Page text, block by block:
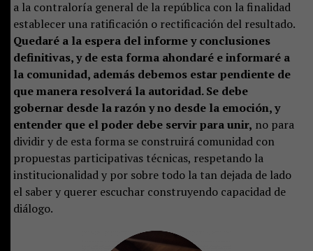
a la contraloría general de la república con la finalidad
establecer una ratificación o rectificación del resultado.
Quedaré a la espera del informe y conclusiones
definitivas, y de esta forma ahondaré e informaré a
la comunidad, además debemos estar pendiente de
que manera resolverá la autoridad. Se debe
gobernar desde la razón y no desde la emoción, y
entender que el poder debe servir para unir, no para
dividir y de esta forma se construirá comunidad con
propuestas participativas técnicas, respetando la
institucionalidad y por sobre todo la tan dejada de lado
el saber y querer escuchar construyendo capacidad de
diálogo.